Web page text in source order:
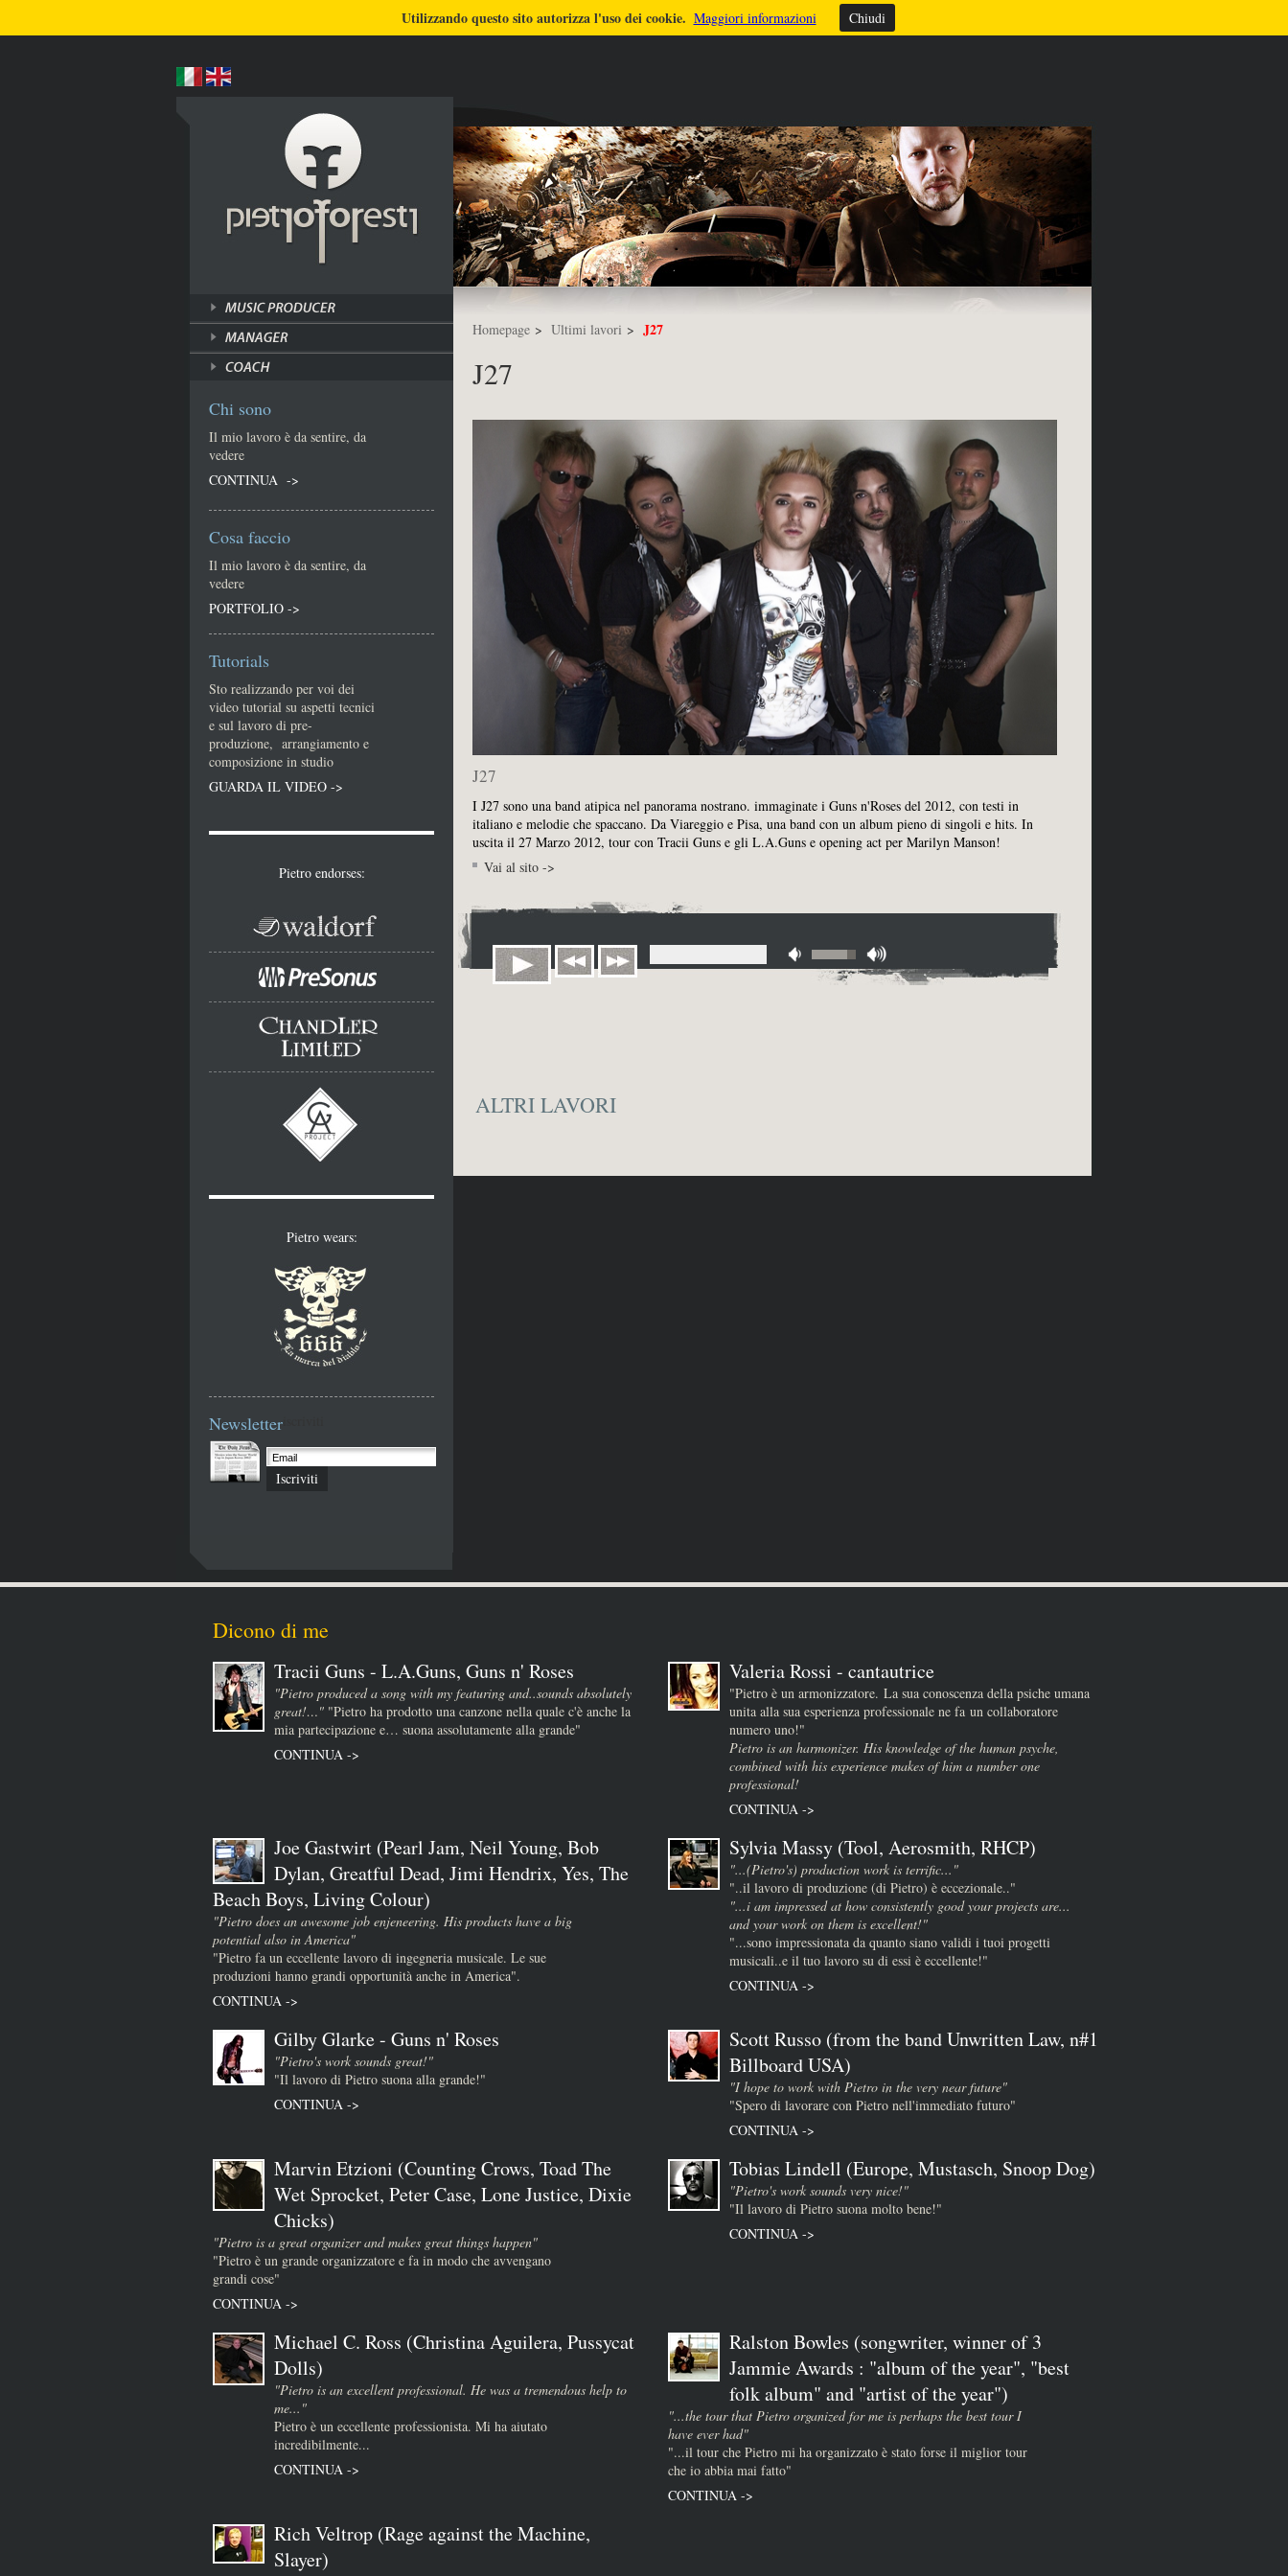
COSA FACCIO ULTIMI LAVORI TUTORIALS DICONO DI ME FOTO STRUMENTAZIONE
Homepage > Ultimi lavori > J27
J27
J27
I J27 sono una band atipica nel panorama nostrano. immaginate i Guns n'Roses del 2012, con testi in
italiano e melodie che spaccano. Da Viareggio e Pisa, una band con un album pieno di singoli e hits. In
uscita il 27 Marzo 2012, tour con Tracii Guns e gli L.A.Guns e opening act per Marilyn Manson!
Vai al sito ->
ALTRI LAVORI
Chi sono
Il mio lavoro è da sentire, da
vedere
CONTINUA ->
Cosa faccio
Il mio lavoro è da sentire, da
vedere
PORTFOLIO ->
Tutorials
Sto realizzando per voi dei
video tutorial su aspetti tecnici
e sul lavoro di pre-
produzione, arrangiamento e
composizione in studio
GUARDA IL VIDEO ->
Pietro endorses:
Pietro wears:
Newsletter
Iscriviti
Dicono di me
Tracii Guns - L.A.Guns, Guns n' Roses
"Pietro produced a song with my featuring and..sounds absolutely
great!…" "Pietro ha prodotto una canzone nella quale c'è anche la
mia partecipazione e… suona assolutamente alla grande"
CONTINUA ->
Valeria Rossi - cantautrice
"Pietro è un armonizzatore. La sua conoscenza della psiche umana
unita alla sua esperienza professionale ne fa un collaboratore
numero uno!"
Pietro is an harmonizer. His knowledge of the human psyche,
combined with his experience makes of him a number one
professional!
CONTINUA ->
Joe Gastwirt (Pearl Jam, Neil Young, Bob
Dylan, Greatful Dead, Jimi Hendrix, Yes, The
Beach Boys, Living Colour)
"Pietro does an awesome job enjeneering. His products have a big
potential also in America"
"Pietro fa un eccellente lavoro di ingegneria musicale. Le sue
produzioni hanno grandi opportunità anche in America".
CONTINUA ->
Sylvia Massy (Tool, Aerosmith, RHCP)
"...(Pietro's) production work is terrific..."
"..il lavoro di produzione (di Pietro) è eccezionale.."
"...i am impressed at how consistently good your projects are...
and your work on them is excellent!"
"...sono impressionata da quanto siano validi i tuoi progetti
musicali..e il tuo lavoro su di essi è eccellente!"
CONTINUA ->
Gilby Glarke - Guns n' Roses
"Pietro's work sounds great!"
"Il lavoro di Pietro suona alla grande!"
CONTINUA ->
Scott Russo (from the band Unwritten Law, n#1
Billboard USA)
"I hope to work with Pietro in the very near future"
"Spero di lavorare con Pietro nell'immediato futuro"
CONTINUA ->
Marvin Etzioni (Counting Crows, Toad The
Wet Sprocket, Peter Case, Lone Justice, Dixie
Chicks)
"Pietro is a great organizer and makes great things happen"
"Pietro è un grande organizzatore e fa in modo che avvengano
grandi cose"
CONTINUA ->
Tobias Lindell (Europe, Mustasch, Snoop Dog)
"Pietro's work sounds very nice!"
"Il lavoro di Pietro suona molto bene!"
CONTINUA ->
Michael C. Ross (Christina Aguilera, Pussycat
Dolls)
"Pietro is an excellent professional. He was a tremendous help to
me..."
Pietro è un eccellente professionista. Mi ha aiutato
incredibilmente...
CONTINUA ->
Ralston Bowles (songwriter, winner of 3
Jammie Awards : "album of the year", "best
folk album" and "artist of the year")
"...the tour that Pietro organized for me is perhaps the best tour I
have ever had"
"...il tour che Pietro mi ha organizzato è stato forse il miglior tour
che io abbia mai fatto"
CONTINUA ->
Rich Veltrop (Rage against the Machine,
Slayer)
Utilizzando questo sito autorizza l'uso dei cookie. Maggiori informazioni Chiudi